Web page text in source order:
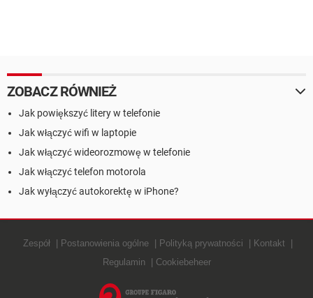
ZOBACZ RÓWNIEŻ
Jak powiększyć litery w telefonie
Jak włączyć wifi w laptopie
Jak włączyć wideorozmowę w telefonie
Jak włączyć telefon motorola
Jak wyłączyć autokorektę w iPhone?
Zespół Postanowienia ogólne Polityką prywatności
Kontakt
Regulamin
Cookiebeheer